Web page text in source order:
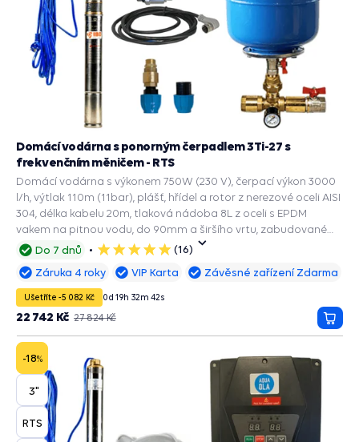
Do 7 dnů
5
hvězdiček
(16)
Domácí vodárna s ponorným čerpadlem 3Ti-27 s
frekvenčním měničem - RTS
Domácí vodárna s výkonem 750W (230 V), čerpací výkon 3000
l/h, výtlak 110m (11bar), plášť, hřídel a rotor z nerezové oceli AISI
304, délka kabelu 20m, tlaková nádoba 8L z oceli s EPDM
vakem na pitnou vodu, do 90mm a širšího vrtu, zabudované
příslušenství a ochranné funkce: PRESS CONTROL na čerpadla,
Ochrana před nadproudem / přepětím / podpětím, Ochrana
proti přetížení, Ochrana proti vodnímu rázu, Ochrana před
zablokováním, Ochrana proti nadměrnému tlaku, Ochrana
proti nadměrné teplotě, Varování před únikem vody.
Záruka 4 roky VIP Karta Závěsné zařízení Zdarma
Ušetříte -5 082 Kč 0d 19h 32m 41s
27 824 Kč
22 742 Kč
do
-18%
3"
RTS